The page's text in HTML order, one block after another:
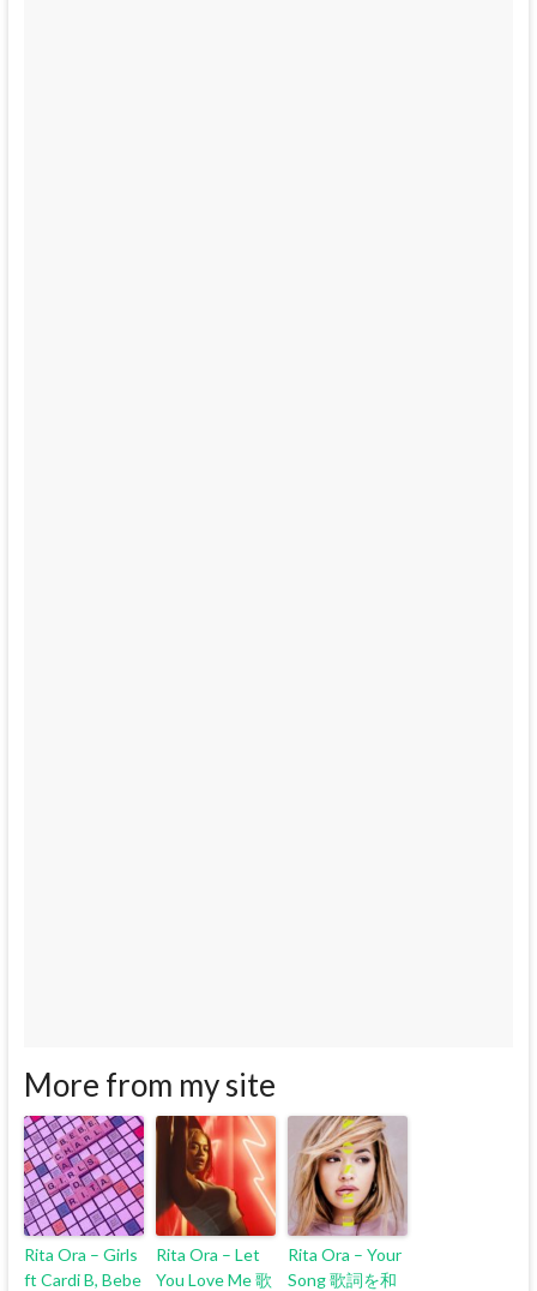
More from my site
Rita Ora – Girls
ft Cardi B, Bebe
Rita Ora – Let
You Love Me 歌
Rita Ora – Your
Song 歌詞を和